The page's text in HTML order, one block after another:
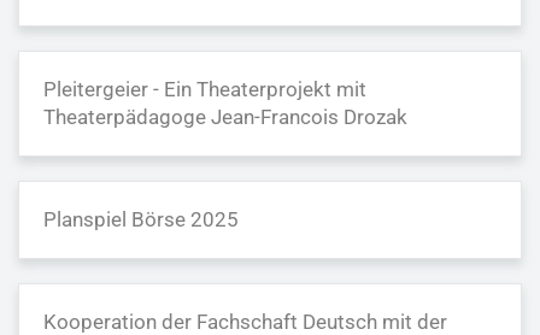
Pleitergeier - Ein Theaterprojekt mit
Theaterpädagoge Jean-Francois Drozak
Planspiel Börse 2025
Kooperation der Fachschaft Deutsch mit der